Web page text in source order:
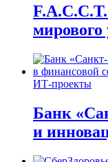
мирового
ИТ-проекты
Банк
и